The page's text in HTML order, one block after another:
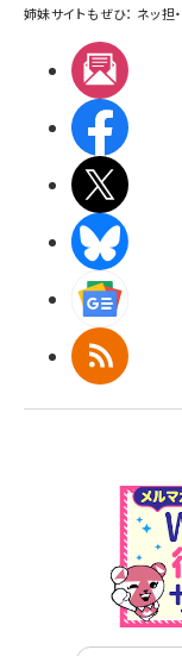
姉妹サイトもぜひ： ネッ担・
RSS